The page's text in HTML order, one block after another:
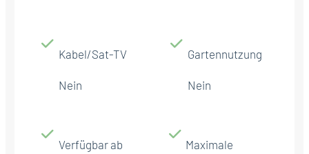
Kabel/Sat-TV
Nein
Gartennutzung
Nein
Verfügbar ab
Maximale